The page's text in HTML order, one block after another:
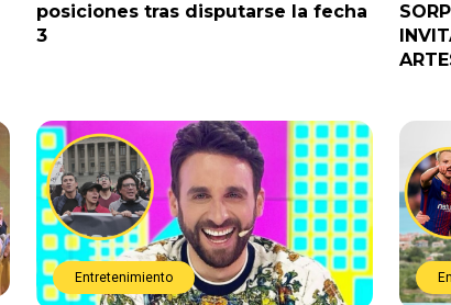
posiciones tras disputarse la fecha
3
Entretenimiento